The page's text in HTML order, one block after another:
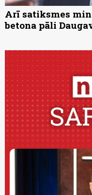
Arī satiksmes
betona pāli